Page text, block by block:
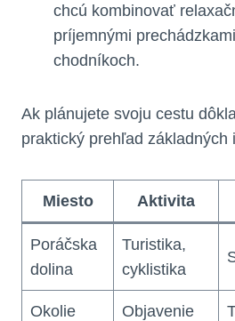
chcú kombinovať
príjemnými
chodníkoch.
Ak plánujete svoju cestu
praktický prehľad základných
Miesto Aktivita
Poráčska
dolina
Turistika,
cyklistika
Okolie
Objavenie